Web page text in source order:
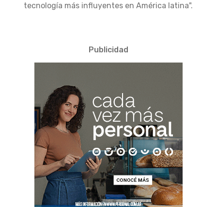
tecnología más influyentes en América latina".
Publicidad